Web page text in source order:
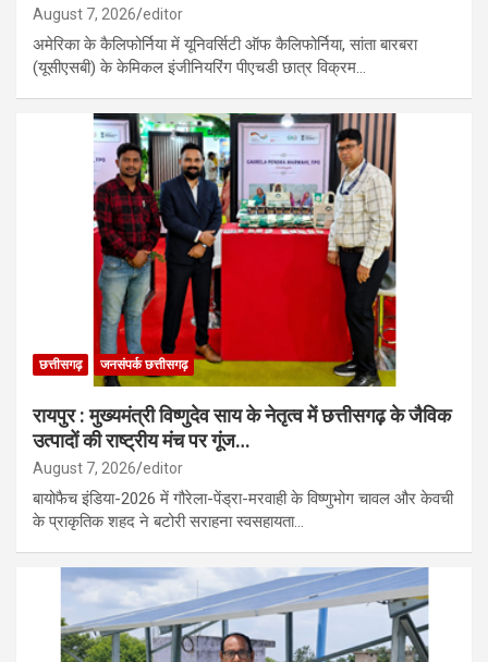
August 7, 2026 editor
अमेरिका के कैलिफोर्निया में यूनिवर्सिटी ऑफ कैलिफोर्निया, सांता बारबरा
(यूसीएसबी) के केमिकल इंजीनियरिंग पीएचडी छात्र विक्रम…
छत्तीसगढ़ जनसंपर्क छत्तीसगढ़
रायपुर : मुख्यमंत्री विष्णुदेव साय के नेतृत्व में छत्तीसगढ़ के जैविक
उत्पादों की राष्ट्रीय मंच पर गूंज…
August 7, 2026 editor
बायोफैच इंडिया-2026 में गौरेला-पेंड्रा-मरवाही के विष्णुभोग चावल और केवची
के प्राकृतिक शहद ने बटोरी सराहना स्वसहायता…